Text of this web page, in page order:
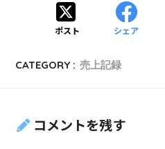
ポスト シェア
CATEGORY : 売上記録
コメントを残す